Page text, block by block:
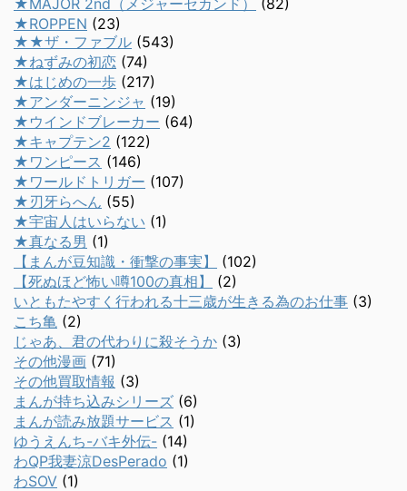
★MAJOR 2nd（メジャーセカンド）
(82)
★ROPPEN (23)
★★ザ・ファブル (543)
★ねずみの初恋 (74)
★はじめの一歩 (217)
★アンダーニンジャ (19)
★ウインドブレーカー (64)
★キャプテン2 (122)
★ワンピース (146)
★ワールドトリガー (107)
★刃牙らへん (55)
★宇宙人はいらない (1)
★真なる男 (1)
【まんが豆知識・衝撃の事実】
(102)
【死ぬほど怖い噂100の真相】
(2)
いともたやすく行われる十三歳が生きる為のお仕事 (3)
こち亀 (2)
じゃあ、君の代わりに殺そうか (3)
その他漫画 (71)
その他買取情報 (3)
まんが持ち込みシリーズ (6)
まんが読み放題サービス (1)
ゆうえんち-バキ外伝- (14)
わQP我妻涼DesPerado (1)
わSOV (1)